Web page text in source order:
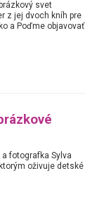
svet
z jej dvoch kníh pre
a Poďme objavovať
fotografka Sylva
oživuje detské